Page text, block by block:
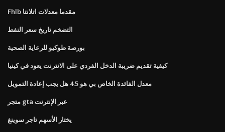
Fhlb مقدما معدلات اتلانتا
التضخم تاريخ سعر النفط
بورصة طوكيو للرعاية الصحية
كيفية تقديم ضريبة الدخل الفردي على الانترنت يعود في كينيا
معدل الفائدة الخاص بي هو 4.5 هل يجب إعادة التمويل
متجر gta عبر الإنترنت
يختار الأسهم تاجر سوينغ